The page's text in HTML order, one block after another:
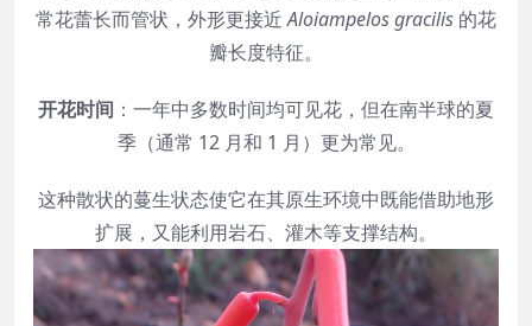
常花蕾长而管状，外形更接近Aloiampelos gracilis 的花
瓣长度特征。
开花时间 ：一年中多数时间均可见花，但在南半球的夏
季（通常 12 月和 1 月）更为常见。
这种散状的蔓生状态使它在其原生环境中既能借助地形
扩展，又能利用岩石、灌木等支撑结构。